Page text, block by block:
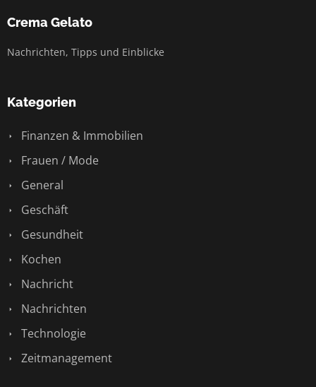
Crema Gelato
Nachrichten, Tipps und Einblicke
Kategorien
Finanzen & Immobilien
Frauen / Mode
General
Geschäft
Gesundheit
Kochen
Nachricht
Nachrichten
Technologie
Zeitmanagement